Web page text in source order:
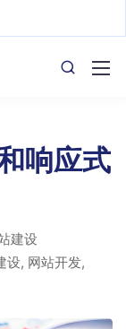
响应式
建设
设, 网站开发,